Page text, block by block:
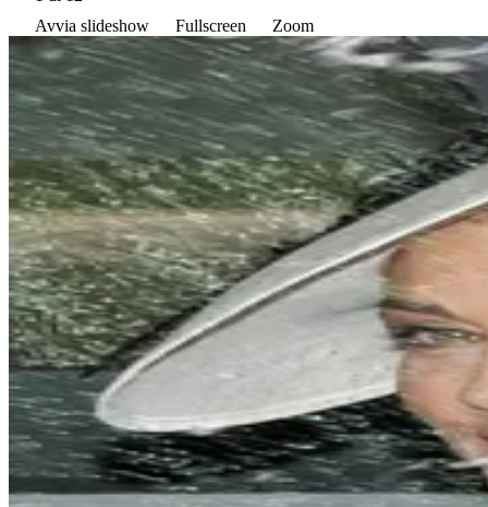
Avvia slideshow
Fullscreen Zoom